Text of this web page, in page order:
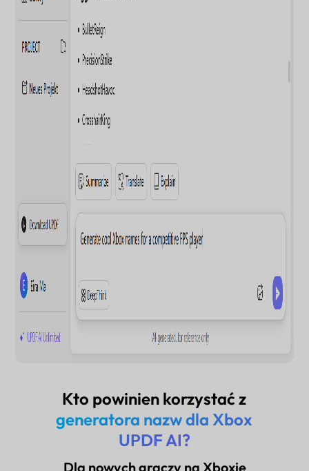
Kto powinien korzystać z
generatora nazw dla Xbox
UPDF AI?
Dla nowych graczy na Xboxie